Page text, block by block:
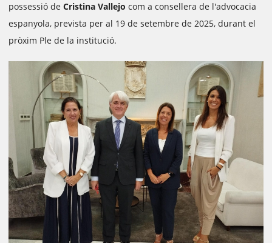
possessió de Cristina Vallejo com a consellera de l'advocacia
espanyola, prevista per al 19 de setembre de 2025, durant el
pròxim Ple de la institució.